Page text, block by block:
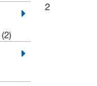
(2)
2